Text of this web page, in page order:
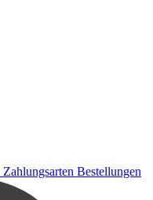
Zahlungsarten Bestellungen